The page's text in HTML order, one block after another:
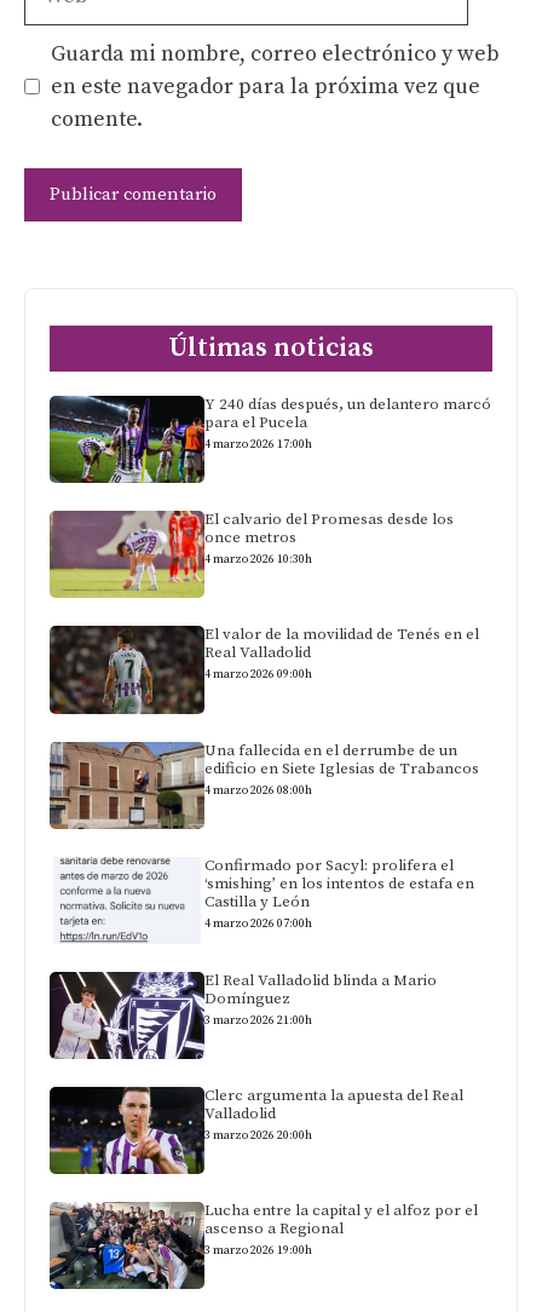
Guarda mi nombre, correo electrónico y web
en este navegador para la próxima vez que
comente.
Últimas noticias
Y 240 días después, un delantero marcó
para el Pucela
4 marzo 2026 17:00h
El calvario del Promesas desde los
once metros
4 marzo 2026 10:30h
El valor de la movilidad de Tenés en el
Real Valladolid
4 marzo 2026 09:00h
Una fallecida en el derrumbe de un
edificio en Siete Iglesias de Trabancos
4 marzo 2026 08:00h
Confirmado por Sacyl: prolifera el
‘smishing’ en los intentos de estafa en
Castilla y León
4 marzo 2026 07:00h
El Real Valladolid blinda a Mario
Domínguez
3 marzo 2026 21:00h
Clerc argumenta la apuesta del Real
Valladolid
3 marzo 2026 20:00h
Lucha entre la capital y el alfoz por el
ascenso a Regional
3 marzo 2026 19:00h